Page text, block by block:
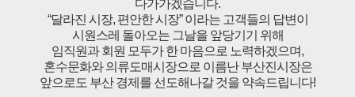
다가가겠습니다.
“달라진 시장, 편안한 시장” 이라는 고객들의 답변이
시원스레 돌아오는 그날을 앞당기기 위해
임직원과 회원 모두가 한 마음으로 노력하겠으며,
혼수문화와 의류도매시장으로 이름난 부산진시장은
앞으로도 부산 경제를 선도해나갈 것을 약속드립니다!